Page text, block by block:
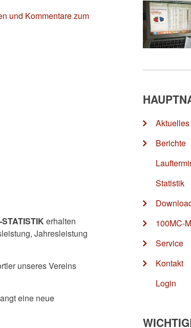
und Kommentare zum
erhalten
Jahresleistung
unseres Vereins
eine neue
Aktuelles
Berichte
Statistik
100MC-
Service
Kontakt
Login